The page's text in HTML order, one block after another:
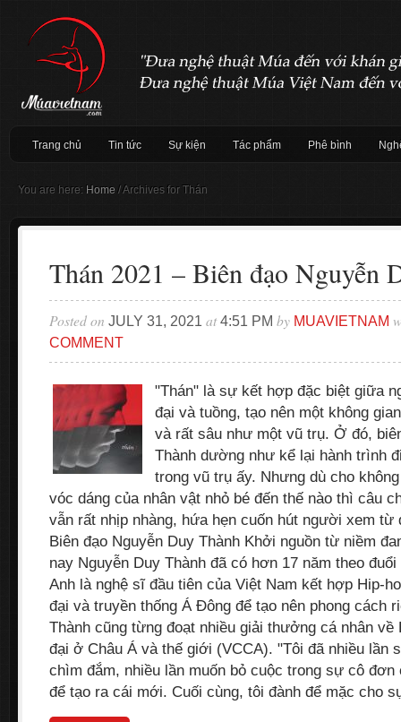
Trang chủ Tin tức Sự kiện Tác phẩm Phê bình
You are here: Home /Archives for Thán
Thán 2021 – Biên đạo Nguyễn
Posted on JULY 31, 2021 at4:51 PM by MUAVIETNAM
COMMENT
"Thán" là sự kết hợp đặc biệt giữa
đại và tuồng, tạo nên một không
và rất sâu như một vũ trụ. Ở đó,
Thành dường như kể lại hành trình
trong vũ trụ ấy. Nhưng dù cho
vóc dáng của nhân vật nhỏ bé đến thế nào thì câu
vẫn rất nhịp nhàng, hứa hẹn cuốn hút người xem từ
Biên đạo Nguyễn Duy Thành Khởi nguồn từ niềm
nay Nguyễn Duy Thành đã có hơn 17 năm theo
Anh là nghệ sĩ đầu tiên của Việt Nam kết hợp Hip-
đại và truyền thống Á Đông để tạo nên phong cách
Thành cũng từng đoạt nhiều giải thưởng cá nhân
đại ở Châu Á và thế giới (VCCA). "Tôi đã nhiều lần
chìm đắm, nhiều lần muốn bỏ cuộc trong sự cô
để tạo ra cái mới. Cuối cùng, tôi đành để mặc cho